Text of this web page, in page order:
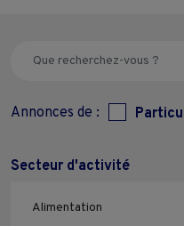
Annonces de :
Secteur d'activité